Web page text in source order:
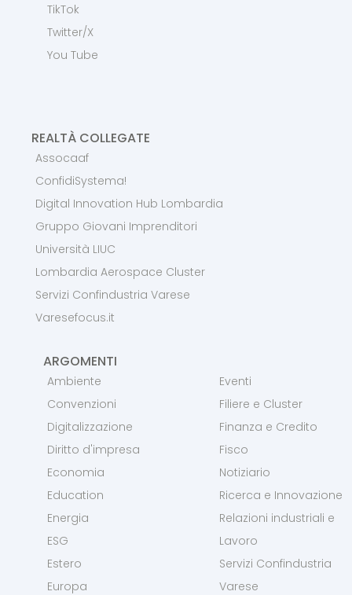
TikTok
Twitter/X
You Tube
REALTÀ COLLEGATE
Assocaaf
ConfidiSystema!
Digital Innovation Hub Lombardia
Gruppo Giovani Imprenditori
Università LIUC
Lombardia Aerospace Cluster
Servizi Confindustria Varese
Varesefocus.it
ARGOMENTI
Ambiente
Convenzioni
Digitalizzazione
Diritto d'impresa
Economia
Education
Energia
ESG
Estero
Europa
Eventi
Filiere e Cluster
Finanza e Credito
Fisco
Notiziario
Ricerca e Innovazione
Relazioni industriali e
Lavoro
Servizi Confindustria
Varese